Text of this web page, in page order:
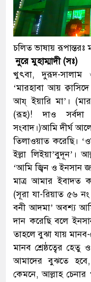
চলিত ভাষায় রূপান্তরঃ
নুরে মুহাম্মাদী (সঃ)
খুৎবা, দুরূদ-সালাম
‘মারহাবা আয়
আয্ ইয়ারি মা’।
(রূহ)! দাও সর্বদা
সংবাদ।)আমি দীর্ঘ
তিলাওয়াত করেছি।
ইল্লা লিইয়া’বুদূন’।
‘আমি জ্বিন ও ইনসান
মাত্র আমার ইবাদত
(সূরা যা-রিয়াত ৫৬
বনী আদমা’ অবশ্য
দান করেছি বলে
তাহলে বুঝা যায়
মানব শ্রেষ্ঠত্বের
আমাদের বুঝতে
কেমনে, আল্লাহ চেনার